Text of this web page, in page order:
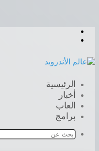
الرئيسية
أخبار
العاب
برامج